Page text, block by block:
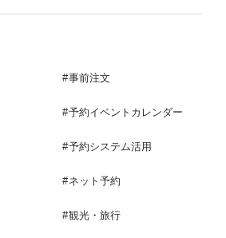
事前注文
予約イベントカレンダー
予約システム活用
ネット予約
観光・旅行